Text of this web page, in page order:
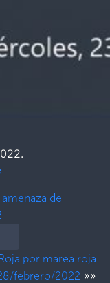
de
por marea roja
febrero/2022 »»